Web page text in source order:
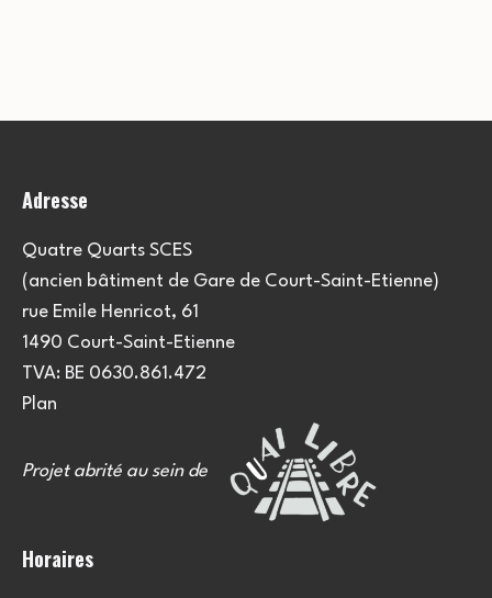
Adresse
Quatre Quarts SCES
(ancien bâtiment de Gare de Court-Saint-Etienne)
rue Emile Henricot, 61
1490 Court-Saint-Etienne
TVA: BE 0630.861.472
Plan
Projet abrité au sein de
Horaires